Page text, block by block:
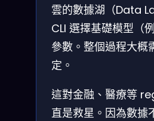
雲的數據湖（Data
CLI 選擇基礎模型（
參數。整個過程大
定。
這對金融、醫療等
直是救星。因為數據